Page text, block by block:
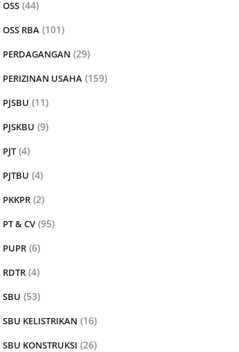
OSS (44)
OSS RBA (101)
PERDAGANGAN (29)
PERIZINAN USAHA (159)
PJSBU (11)
PJSKBU (9)
PJT (4)
PJTBU (4)
PKKPR (2)
PT & CV (95)
PUPR (6)
RDTR (4)
SBU (53)
SBU KELISTRIKAN (16)
SBU KONSTRUKSI (26)